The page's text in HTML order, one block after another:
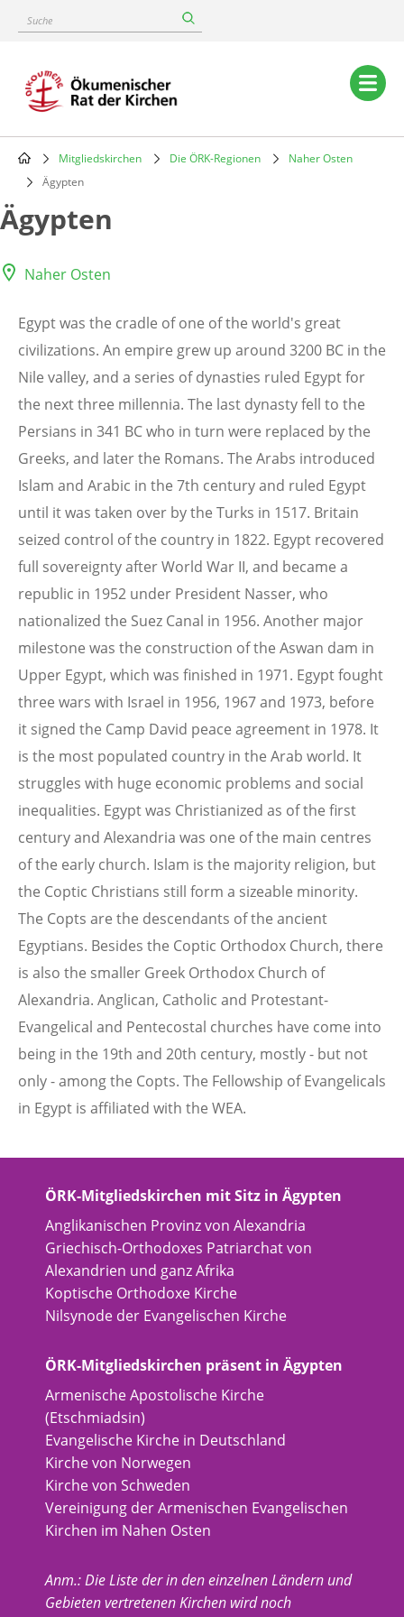
content
Suche
Main
navigation
Breadcrumb
Mitgliedskirchen Die ÖRK-Regionen
Naher Osten
Ägypten
Ägypten
Naher Osten
Egypt was the cradle of one of the world's great
civilizations. An empire grew up around 3200 BC in the
Nile valley, and a series of dynasties ruled Egypt for
the next three millennia. The last dynasty fell to the
Persians in 341 BC who in turn were replaced by the
Greeks, and later the Romans. The Arabs introduced
Islam and Arabic in the 7th century and ruled Egypt
until it was taken over by the Turks in 1517. Britain
seized control of the country in 1822. Egypt recovered
full sovereignty after World War II, and became a
republic in 1952 under President Nasser, who
nationalized the Suez Canal in 1956. Another major
milestone was the construction of the Aswan dam in
Upper Egypt, which was finished in 1971. Egypt fought
three wars with Israel in 1956, 1967 and 1973, before
it signed the Camp David peace agreement in 1978. It
is the most populated country in the Arab world. It
struggles with huge economic problems and social
inequalities. Egypt was Christianized as of the first
century and Alexandria was one of the main centres
of the early church. Islam is the majority religion, but
the Coptic Christians still form a sizeable minority.
The Copts are the descendants of the ancient
Egyptians. Besides the Coptic Orthodox Church, there
is also the smaller Greek Orthodox Church of
Alexandria. Anglican, Catholic and Protestant-
Evangelical and Pentecostal churches have come into
being in the 19th and 20th century, mostly - but not
only - among the Copts. The Fellowship of Evangelicals
in Egypt is affiliated with the WEA.
ÖRK-Mitgliedskirchen mit Sitz in Ägypten
Anglikanischen Provinz von Alexandria
Griechisch-Orthodoxes Patriarchat von
Alexandrien und ganz Afrika
Koptische Orthodoxe Kirche
Nilsynode der Evangelischen Kirche
ÖRK-Mitgliedskirchen präsent in Ägypten
Armenische Apostolische Kirche
(Etschmiadsin)
Evangelische Kirche in Deutschland
Kirche von Norwegen
Kirche von Schweden
Vereinigung der Armenischen Evangelischen
Kirchen im Nahen Osten
Anm.: Die Liste der in den einzelnen Ländern und
Gebieten vertretenen Kirchen wird noch